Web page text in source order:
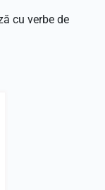
cu verbe de